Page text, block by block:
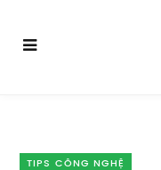
TIPS CÔNG NGHỆ